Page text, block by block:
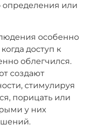
определения или
особенно
доступ к
облегчился.
создают
стимулируя
порицать или
у них